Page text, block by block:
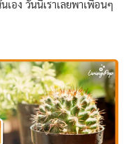
อง วันนี้เราเลยพาเพื่อนๆ